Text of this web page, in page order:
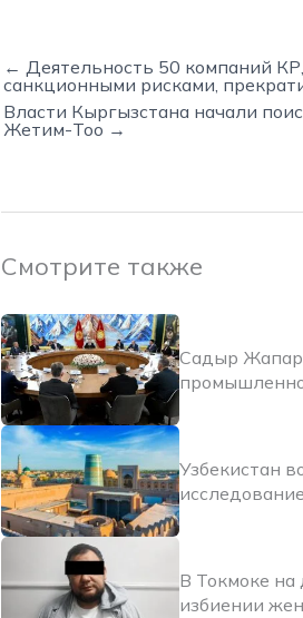
← Деятельность 50 компаний КР,
санкционными рисками,
Власти Кыргызстана начали
Жетим-Тоо →
Смотрите также
Садыр
Узбекистан
исследование
В Токмоке на
избиении